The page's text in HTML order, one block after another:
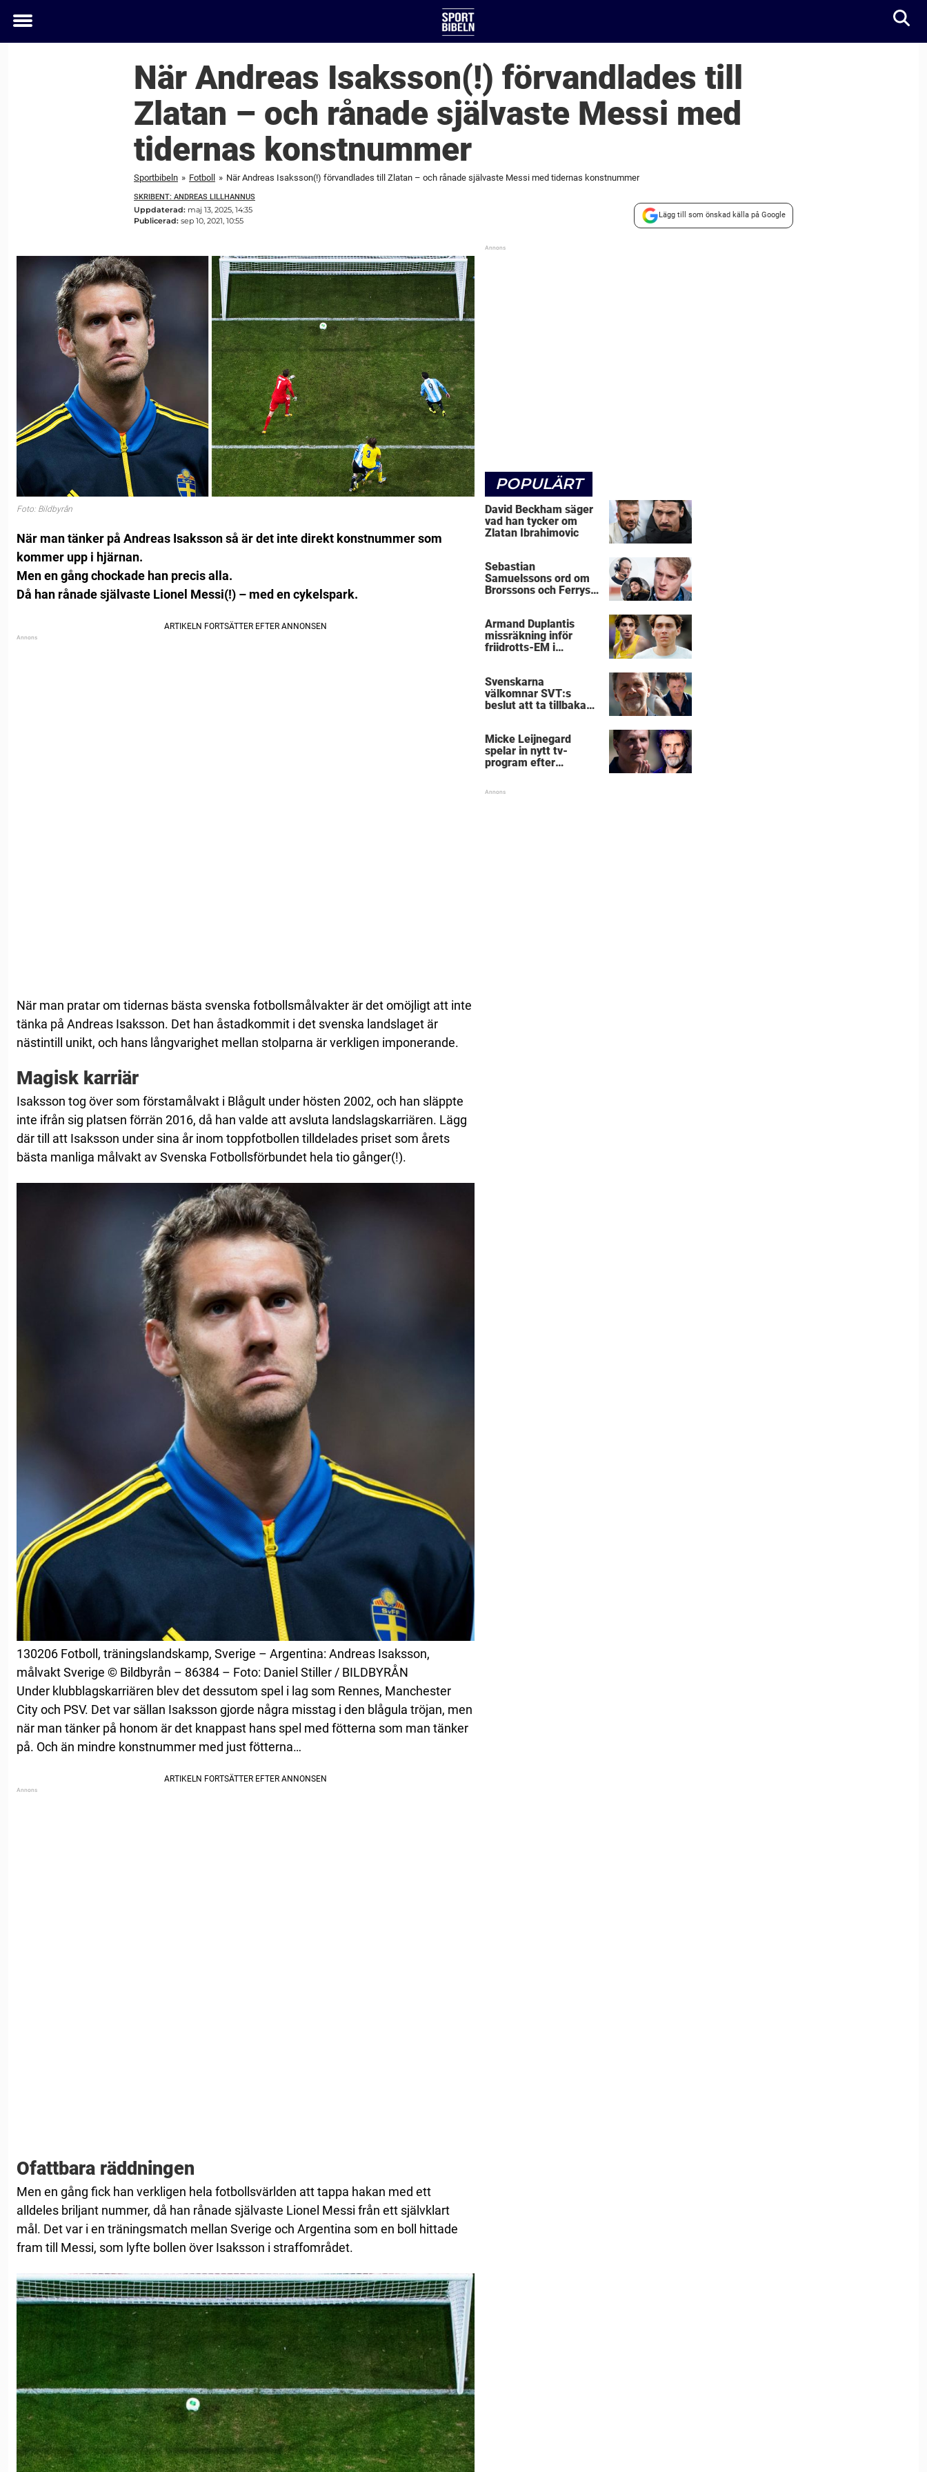
Toggle
När Andreas Isaksson(!) förvandlades till
Zlatan – och rånade självaste Messi med
tidernas konstnummer
Sportbibeln » Fotboll » När Andreas Isaksson(!) förvandlades till Zlatan – och rånade självaste Messi med tidernas konstnummer
SKRIBENT: ANDREAS LILLHANNUS
Uppdaterad: maj 13, 2025, 14:35
Publicerad: sep 10, 2021, 10:55
Lägg till som önskad källa på Google
Foto: Bildbyrån
När man tänker på Andreas Isaksson så är det inte direkt konstnummer som
kommer upp i hjärnan.
Men en gång chockade han precis alla.
Då han rånade självaste Lionel Messi(!) – med en cykelspark.
När man pratar om tidernas bästa svenska fotbollsmålvakter är det omöjligt att inte
tänka på Andreas Isaksson. Det han åstadkommit i det svenska landslaget är
nästintill unikt, och hans långvarighet mellan stolparna är verkligen imponerande.
Magisk karriär
Isaksson tog över som förstamålvakt i Blågult under hösten 2002, och han släppte
inte ifrån sig platsen förrän 2016, då han valde att avsluta landslagskarriären. Lägg
där till att Isaksson under sina år inom toppfotbollen tilldelades priset som årets
bästa manliga målvakt av Svenska Fotbollsförbundet hela tio gånger(!).
130206 Fotboll, träningslandskamp, Sverige – Argentina: Andreas Isaksson,
målvakt Sverige © Bildbyrån – 86384 – Foto: Daniel Stiller / BILDBYRÅN
Under klubblagskarriären blev det dessutom spel i lag som Rennes, Manchester
City och PSV. Det var sällan Isaksson gjorde några misstag i den blågula tröjan, men
när man tänker på honom är det knappast hans spel med fötterna som man tänker
på. Och än mindre konstnummer med just fötterna…
Ofattbara räddningen
Men en gång fick han verkligen hela fotbollsvärlden att tappa hakan med ett
alldeles briljant nummer, då han rånade självaste Lionel Messi från ett självklart
mål. Det var i en träningsmatch mellan Sverige och Argentina som en boll hittade
fram till Messi, som lyfte bollen över Isaksson i straffområdet.
POPULÄRT
David Beckham säger
vad han tycker om
Zlatan Ibrahimovic
Sebastian
Samuelssons ord om
Brorssons och Ferrys
Armand Duplantis
missräkning inför
friidrotts-EM i
Svenskarna
välkomnar SVT:s
beslut att ta tillbaka
Micke Leijnegard
spelar in nytt tv-
program efter